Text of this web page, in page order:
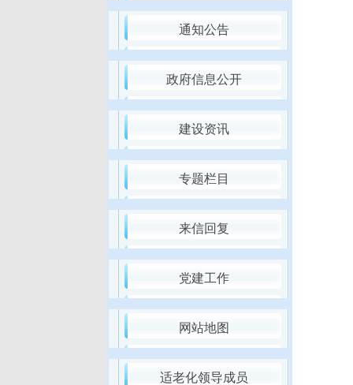
通知公告
政府信息公开
建设资讯
专题栏目
来信回复
党建工作
网站地图
适老化领导成员